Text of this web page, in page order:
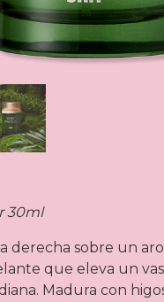
30ml
derecha sobre un
que eleva un
Madura con